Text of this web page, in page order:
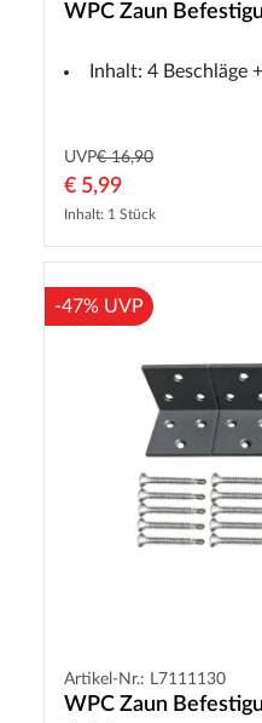
WPC Zaun
Inhalt: 4 Beschläge +
UVP€ 16,90
€ 5,99
Inhalt: 1 Stück
-47% UVP
Artikel-Nr.: L7111130
WPC Zaun